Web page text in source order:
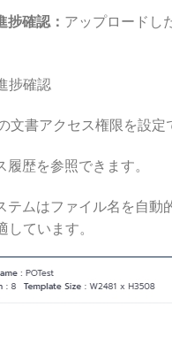
捗確認： アップロードし
文書アクセス権限を設定
歴を参照できます。
テムはファイル名を自動
ています。